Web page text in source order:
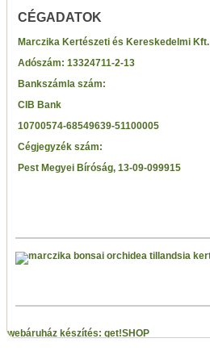
CÉGADATOK
Marczika Kertészeti és Kereskedelmi Kft.
Adószám: 13324711-2-13
Bankszámla szám:
CIB Bank
10700574-68549639-51100005
Cégjegyzék szám:
Pest Megyei Bíróság, 13-09-099915
webáruház készítés: get!SHOP